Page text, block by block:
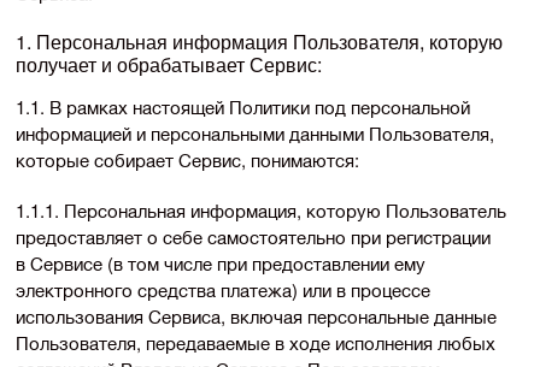
1. Персональная информация Пользователя, которую
получает и обрабатывает Сервис:
1.1. В рамках настоящей Политики под персональной
информацией и персональными данными Пользователя,
которые собирает Сервис, понимаются:
1.1.1. Персональная информация, которую Пользователь
предоставляет о себе самостоятельно при регистрации
в Сервисе (в том числе при предоставлении ему
электронного средства платежа) или в процессе
использования Сервиса, включая персональные данные
Пользователя, передаваемые в ходе исполнения любых